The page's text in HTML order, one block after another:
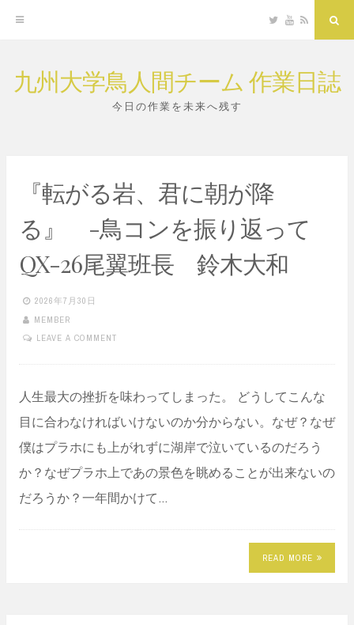
Skip
Twitter
YouTube
RSS
九州大学鳥人間チーム 作業日誌
今日の作業を未来へ残す
『転がる岩、君に朝が降
る』 -鳥コンを振り返って
QX-26尾翼班長 鈴木大和
2026年7月30日
MEMBER
LEAVE A COMMENT
人生最大の挫折を味わってしまった。 どうしてこんな
目に合わなければいけないのか分からない。なぜ？なぜ
僕はプラホにも上がれずに湖岸で泣いているのだろう
か？なぜプラホ上であの景色を眺めることが出来ないの
だろうか？一年間かけて…
READ MORE